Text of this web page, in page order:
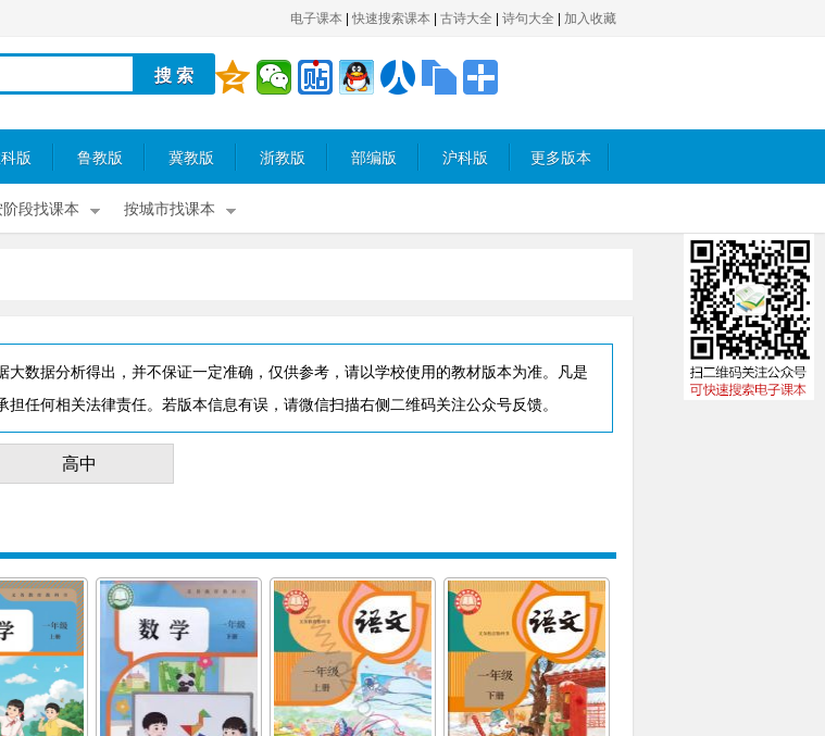
电子课本 快速搜索课本 古诗大全 诗句大全 加入收藏
版 鲁教版 冀教版 浙教版 部编版 沪科版 更多版本
阶段找课本 按城市找课本
大数据分析得出，并不保证一定准确，仅供参考，请以学校使用的教材版本为准。凡是
任何相关法律责任。若版本信息有误，请微信扫描右侧二维码关注公众号反馈。
高中